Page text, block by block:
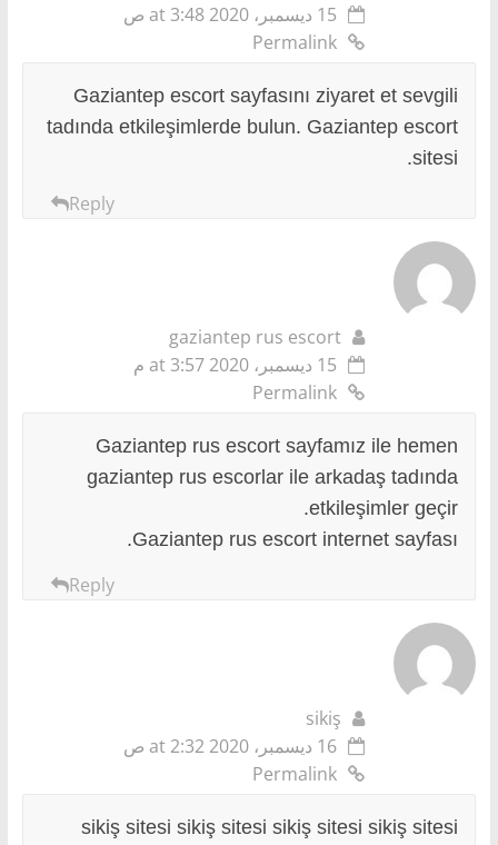
15 ديسمبر، 2020 at 3:48 ص
Permalink
Gaziantep escort sayfasını ziyaret et sevgili
tadında etkileşimlerde bulun. Gaziantep escort
sitesi.
Reply
gaziantep rus escort
15 ديسمبر، 2020 at 3:57 م
Permalink
Gaziantep rus escort sayfamız ile hemen
gaziantep rus escorlar ile arkadaş tadında
etkileşimler geçir.
Gaziantep rus escort internet sayfası.
Reply
sikiş
16 ديسمبر، 2020 at 2:32 ص
Permalink
sikiş sitesi sikiş sitesi sikiş sitesi sikiş sitesi